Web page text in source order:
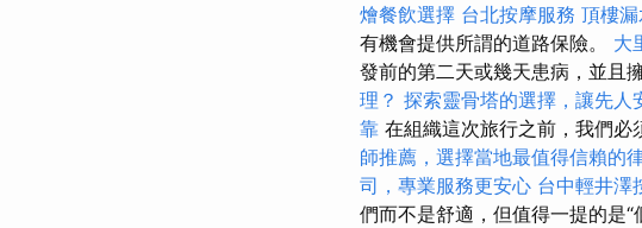
燴餐飲選擇 台北按摩服務 頂樓
有機會提供所謂的道路保險。 大
發前的第二天或幾天患病，並且
理？ 探索靈骨塔的選擇，讓先人
靠 在組織這次旅行之前，我們必
師推薦，選擇當地最值得信賴的
司，專業服務更安心 台中輕井澤
們而不是舒適，但值得一提的是